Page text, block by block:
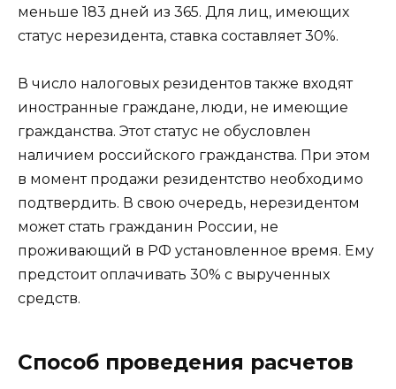
меньше 183 дней из 365. Для лиц, имеющих
статус нерезидента, ставка составляет 30%.
В число налоговых резидентов также входят
иностранные граждане, люди, не имеющие
гражданства. Этот статус не обусловлен
наличием российского гражданства. При этом
в момент продажи резидентство необходимо
подтвердить. В свою очередь, нерезидентом
может стать гражданин России, не
проживающий в РФ установленное время. Ему
предстоит оплачивать 30% с вырученных
средств.
Способ проведения расчетов